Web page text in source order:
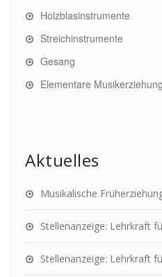
Holzblasinstrumente
Streichinstrumente
Gesang
Elementare Musikerziehung
Aktuelles
Musikalische
Stellenanzeige: Lehrkraft
Stellenanzeige: Lehrkraft